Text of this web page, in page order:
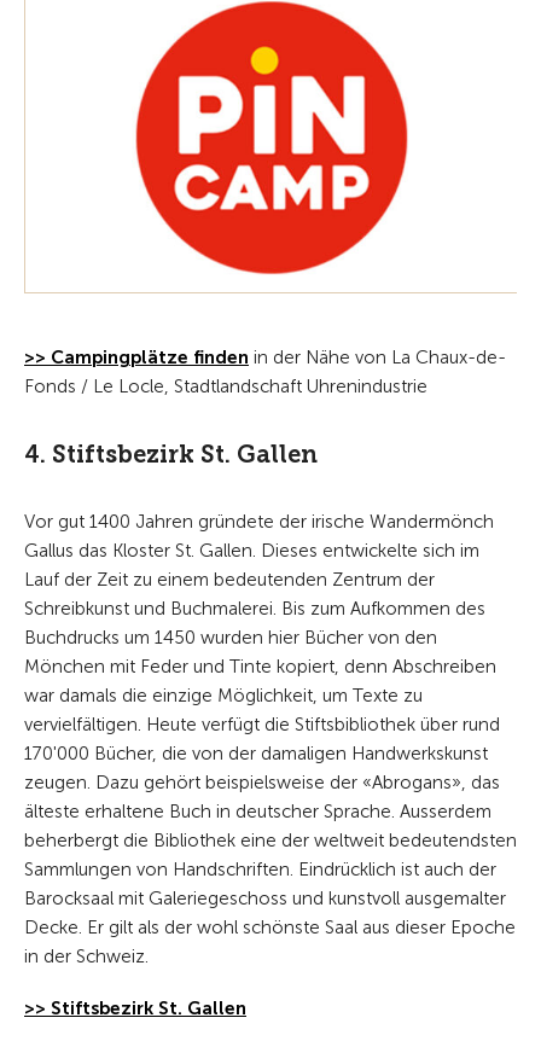
>> Campingplätze finden in der Nähe von La Chaux-de-
Fonds / Le Locle, Stadtlandschaft Uhrenindustrie
4. Stiftsbezirk St. Gallen
Vor gut 1400 Jahren gründete der irische Wandermönch
Gallus das Kloster St. Gallen. Dieses entwickelte sich im
Lauf der Zeit zu einem bedeutenden Zentrum der
Schreibkunst und Buchmalerei. Bis zum Aufkommen des
Buchdrucks um 1450 wurden hier Bücher von den
Mönchen mit Feder und Tinte kopiert, denn Abschreiben
war damals die einzige Möglichkeit, um Texte zu
vervielfältigen. Heute verfügt die Stiftsbibliothek über rund
170'000 Bücher, die von der damaligen Handwerkskunst
zeugen. Dazu gehört beispielsweise der «Abrogans», das
älteste erhaltene Buch in deutscher Sprache. Ausserdem
beherbergt die Bibliothek eine der weltweit bedeutendsten
Sammlungen von Handschriften. Eindrücklich ist auch der
Barocksaal mit Galeriegeschoss und kunstvoll ausgemalter
Decke. Er gilt als der wohl schönste Saal aus dieser Epoche
in der Schweiz.
>> Stiftsbezirk St. Gallen